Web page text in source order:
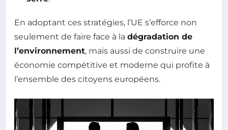
En adoptant ces stratégies, l’UE s’efforce non
seulement de faire face à la dégradation de
l’environnement, mais aussi de construire une
économie compétitive et moderne qui profite à
l’ensemble des citoyens européens.